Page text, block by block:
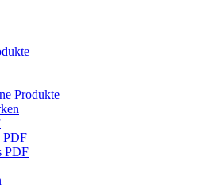
Produkte
PDF
PDF